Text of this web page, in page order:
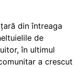
din întreaga
de
în ultimul
a crescut